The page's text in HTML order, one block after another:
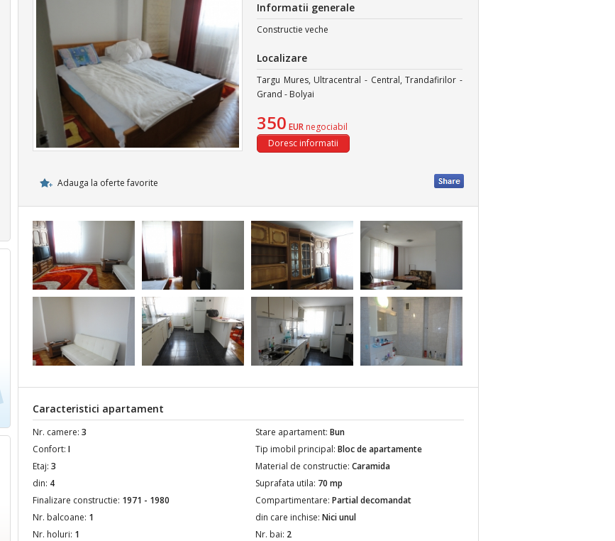
Informatii generale
Constructie veche
Localizare
Targu Mures, Ultracentral - Central, Trandafirilor -
Grand - Bolyai
350 EUR negociabil
Adauga la oferte favorite
Caracteristici apartament
Nr. camere: 3 Stare apartament: Bun
Confort: I Tip imobil principal: Bloc de apartamente
Etaj: 3 Material de constructie: Caramida
din: 4 Suprafata utila: 70 mp
Finalizare constructie: 1971 - 1980 Compartimentare: Partial decomandat
Nr. balcoane: 1 din care inchise: Nici unul
Nr. holuri: 1 Nr. bai: 2